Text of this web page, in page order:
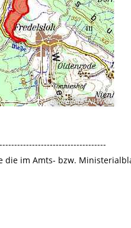
Bildrechte:NLWKN
die im Amts- bzw.